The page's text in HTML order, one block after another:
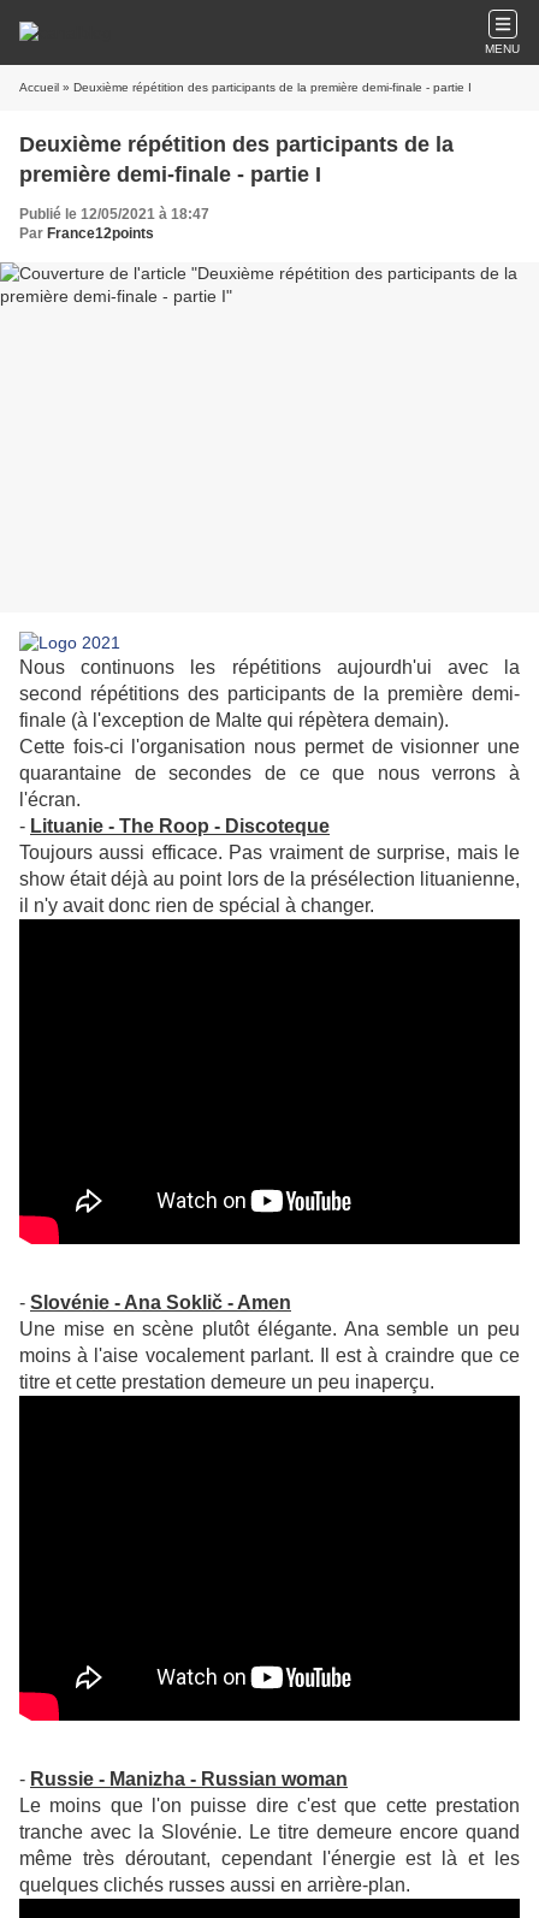
MENU
Accueil » Deuxième répétition des participants de la première demi-finale - partie I
Deuxième répétition des participants de la
première demi-finale - partie I
Publié le 12/05/2021 à 18:47
Par France12points
Nous continuons les répétitions aujourdh'ui avec la
second répétitions des participants de la première demi-
finale (à l'exception de Malte qui répètera demain).
Cette fois-ci l'organisation nous permet de visionner une
quarantaine de secondes de ce que nous verrons à
l'écran.
- Lituanie - The Roop - Discoteque
Toujours aussi efficace. Pas vraiment de surprise, mais le
show était déjà au point lors de la présélection lituanienne,
il n'y avait donc rien de spécial à changer.
- Slovénie - Ana Soklič - Amen
Une mise en scène plutôt élégante. Ana semble un peu
moins à l'aise vocalement parlant. Il est à craindre que ce
titre et cette prestation demeure un peu inaperçu.
- Russie - Manizha - Russian woman
Le moins que l'on puisse dire c'est que cette prestation
tranche avec la Slovénie. Le titre demeure encore quand
même très déroutant, cependant l'énergie est là et les
quelques clichés russes aussi en arrière-plan.